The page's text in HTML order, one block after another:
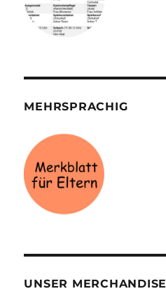
MEHRSPRACHIG
UNSER MERCHANDISE